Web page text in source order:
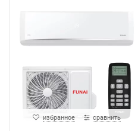
избранное сравнить